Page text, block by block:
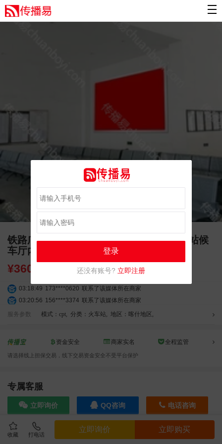
收藏 打电话
立即询价 立即购买
铁路广告 新疆维吾尔自治区喀什地区莎车站候
车厅内卫生间旁墙体灯箱广告
¥3600.00
03:18:49 173****0620 联系了该媒体所在商家
03:20:56 156****3374 联系了该媒体所在商家
03:42:33 158****0746
联系了该媒体所在商家
04:16:44 181****0078 联系了该媒体所在商家
03:40:56
10:08:47 155****5272 联系了该媒体所在商家
02:32:27 176****3456
联系了该媒体所在商家
182****6963 联系了该媒体所在商家
11:44:28
联系了该媒体所在商家
服务参数 模式：cpt, 分类：火车站, 地区：喀什地区 ,
资金安全 商家实名 全程监管
请选择线上担保交易，线下交易资金安全不受平台保护
专属客服
立即询价 QQ咨询 电话咨询
效果截图
登录
还没有账号? 立即注册